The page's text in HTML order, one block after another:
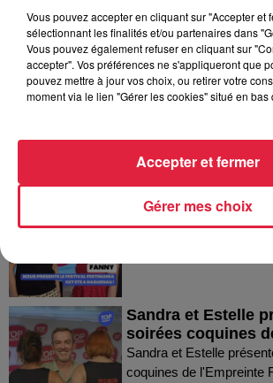
Dans la même série
Thierry du
Mann à
Thierry du Domaine
Fanny nous
Festimania !
Fanny nous présente le
Sandra et Estelle
soirées coquines
Sandra et Estelle
coquines de l'Empreinte
Vous pouvez accepter en cliquant sur "Accepter et
sélectionnant les finalités et/ou partenaires dans
Vous pouvez également refuser en cliquant sur
accepter". Vos préférences ne s'appliqueront que
pouvez mettre à jour vos choix, ou retirer votre
moment via le lien "Gérer les cookies" situé en bas
Gérer mes choix
Accepter et fermer